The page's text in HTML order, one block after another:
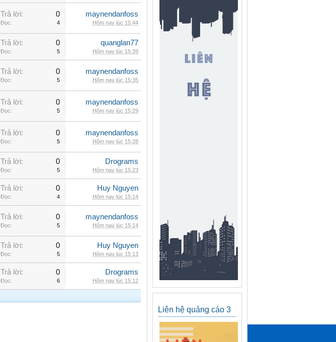
Trả lời: 0
Đọc: 4
maynendanfoss
Hôm nay lúc 15:44
Trả lời: 0
Đọc: 5
quanglan77
Hôm nay lúc 15:39
Trả lời: 0
Đọc: 5
maynendanfoss
Hôm nay lúc 15:35
Trả lời: 0
Đọc: 5
maynendanfoss
Hôm nay lúc 15:29
Trả lời: 0
Đọc: 5
maynendanfoss
Hôm nay lúc 15:28
Trả lời: 0
Đọc: 5
Drograms
Hôm nay lúc 15:23
Trả lời: 0
Đọc: 4
Huy Nguyen
Hôm nay lúc 15:14
Trả lời: 0
Đọc: 5
maynendanfoss
Hôm nay lúc 15:14
Trả lời: 0
Đọc: 5
Huy Nguyen
Hôm nay lúc 15:13
Trả lời: 0
Đọc: 6
Drograms
Hôm nay lúc 15:12
Liên hệ quảng cáo 3